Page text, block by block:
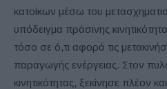
κατοίκων μέσω του
υπόδειγμα πράσινης
τόσο σε ό,τι αφορά τις
παραγωγής ενέργειας. Στον
κινητικότητας, ξεκίνησε πλέον